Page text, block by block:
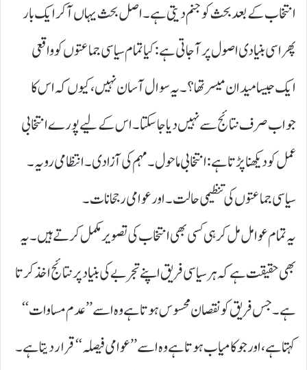
انتخاب کے بعد بحث کو جنم دیتی ہے۔ اصل بحث یہاں آ کر ایک بار
پھر اسی بنیادی اصول پر آ جاتی ہے: کیا تمام سیاسی جماعتوں کو واقعی
ایک جیسا میدان میسر تھا؟۔ یہ سوال آسان نہیں، کیوں کہ اس کا
جواب صرف نتائج سے نہیں دیا جا سکتا۔ اس کے لیے پورے انتخابی
عمل کو دیکھنا پڑتا ہے: انتخابی ماحول۔ مہم کی آزادی۔ انتظامی رویہ۔
سیاسی جماعتوں کی تنظیمی حالت۔ اور عوامی رجحانات۔
یہ تمام عوامل مل کر ہی کسی بھی انتخاب کی تصویر مکمل کرتے ہیں۔ یہ
بھی حقیقت ہے کہ ہر سیاسی فریق اپنے تجربے کی بنیاد پر نتائج اخذ کرتا
ہے۔ جس فریق کو نقصان محسوس ہوتا ہے وہ اسے ’’ عدم مساوات‘‘
کہتا ہے، اور جو کامیاب ہوتا ہے وہ اسے ’’ عوامی فیصلہ‘‘ قرار دیتا ہے۔